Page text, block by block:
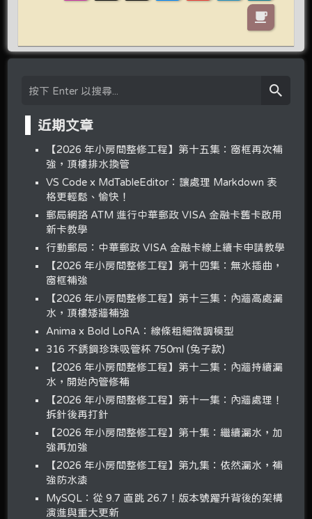
近期文章
【2026 年小房間整修工程】第十五集：窗框再次補
強，頂樓排水換管
VS Code x MdTableEditor：讓處理 Markdown 表
格更輕鬆、愉快！
郵局網路 ATM 進行中華郵政 VISA 金融卡舊卡啟用
新卡教學
行動郵局：中華郵政 VISA 金融卡線上續卡申請教學
【2026 年小房間整修工程】第十四集：無水插曲，
窗框補強
【2026 年小房間整修工程】第十三集：內牆高處漏
水，頂樓矮牆補強
Anima x Bold LoRA：線條粗細微調模型
316 不銹鋼珍珠吸管杯 750ml (兔子款)
【2026 年小房間整修工程】第十二集：內牆持續漏
水，開始內管修補
【2026 年小房間整修工程】第十一集：內牆處理！
拆針後再打針
【2026 年小房間整修工程】第十集：繼續漏水，加
強再加強
【2026 年小房間整修工程】第九集：依然漏水，補
強防水漆
MySQL：從 9.7 直跳 26.7！版本號躍升背後的架構
演進與重大更新